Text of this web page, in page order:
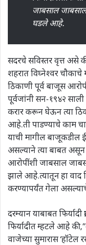
जाबसाल
घडले आहे.
सदरचे सविस्तर वृत्त असे
शहरात विघ्नेश्वर चौकाचे
ठिकाणी पूर्व बाजूस
पूर्वजांनी सन-१९४२
करार करून घेऊन त्या
आहे.ती पाडण्याचे काम
याची मागील बाजूकडील
असल्याने त्या बाबत असून
आरोपींशी जाबसाल
झाले आहे.त्यातून हा
करण्यापर्यंत गेला
दरम्यान याबाबत
फिर्यादीत म्हटले आहे
वाजेच्या सुमारास